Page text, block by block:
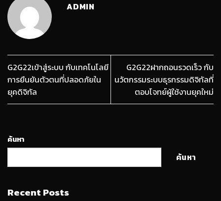
ADMIN
G2G22เข้าสู่ระบบ กับเทคโนโลยี
การยืนยันตัวตนที่ปลอดภัยใน
ยุคดิจิทัล
G2G22ฝากถอนรวดเร็ว กับ
นวัตกรรมระบบธุรกรรมดิจิทัลที่
ตอบโจทย์ผู้ใช้งานยุคใหม่
ค้นหา
ค้นหา
Recent Posts